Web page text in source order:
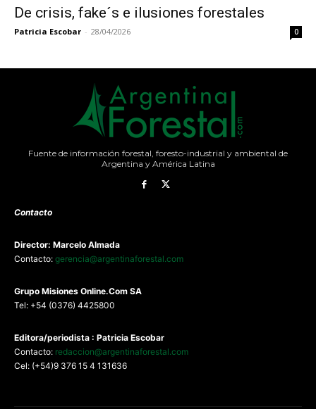
De crisis, fake´s e ilusiones forestales
Patricia Escobar - 28/04/2026 0
Fuente de información forestal, foresto-industrial y ambiental de
Argentina y América Latina
Contacto
Director: Marcelo Almada
Contacto: gerencia@argentinaforestal.com
Grupo Misiones Online.Com SA
Tel: +54 (0376) 4425800
Editora/periodista : Patricia Escobar
Contacto: redaccion@argentinaforestal.com
Cel: (+54)9 376 15 4 131636